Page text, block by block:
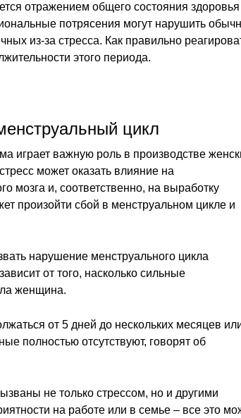
отражением общего состояния здоровья
потрясения могут нарушить
из-за стресса. Как правильно
этого периода.
цикл
играет важную роль в производстве
может оказать влияние на
мозга и, соответственно, на выработку
произойти сбой в менструальном цикле и
нарушение менструального цикла
от того, насколько сильные
женщина.
от 5 дней до нескольких месяцев
полностью отсутствуют, говорят об
не только стрессом, но и другими
на работе или в семье – все это